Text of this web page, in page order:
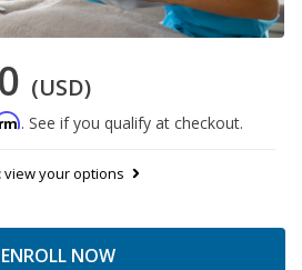
(USD)
. See if you qualify at checkout.
view your options
ENROLL NOW